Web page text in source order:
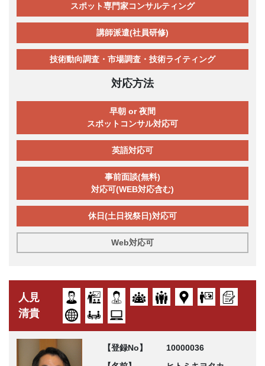
スポット専門家コンサルティング
講師派遣(社員研修)
技術動向調査・市場調査・技術ライティング
対応方法
早朝 or 夜間
スポットコンサル対応可
英語対応可
事前面談(無料)
対応可(WEB対応含む)
休日(土日祝祭日)対応可
Web対応可
人見
清貴
【登録No】
10000036